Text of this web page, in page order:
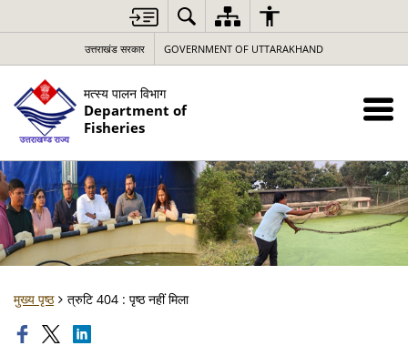
उत्तराखंड सरकार GOVERNMENT OF UTTARAKHAND
मत्स्य पालन विभाग
Department of
Fisheries
मुख्य पृष्ठ त्रुटि 404 : पृष्ठ नहीं मिला